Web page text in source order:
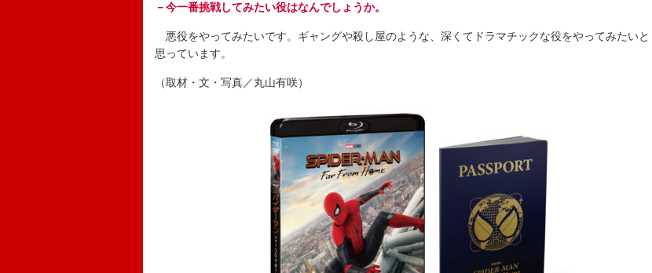
－今一番挑戦してみたい役はなんでしょうか。
悪役をやってみたいです。ギャングや殺し屋のような、深くてドラマチックな役をやってみたいと
思っています。
（取材・文・写真／丸山有咲）